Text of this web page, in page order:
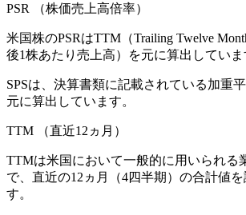
PSR （株価売上高倍率）
米国株のPSRはTTM（Trailing Twelve
後1株あたり売上高）を元に算出していま
SPSは、決算書類に記載されている加重
元に算出しています。
TTM （直近12ヵ月）
TTMは米国において一般的に用いられる
で、直近の12ヵ月（4四半期）の合計値
す。